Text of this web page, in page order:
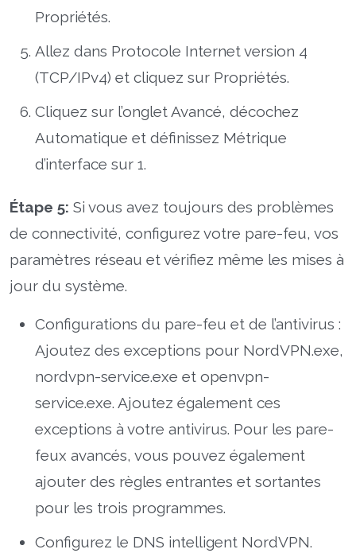
Propriétés.
Allez dans Protocole Internet version 4
(TCP/IPv4) et cliquez sur Propriétés.
Cliquez sur l’onglet Avancé, décochez
Automatique et définissez Métrique
d’interface sur 1.
Étape 5: Si vous avez toujours des problèmes
de connectivité, configurez votre pare-feu, vos
paramètres réseau et vérifiez même les mises à
jour du système.
Configurations du pare-feu et de l’antivirus :
Ajoutez des exceptions pour NordVPN.exe,
nordvpn-service.exe et openvpn-
service.exe. Ajoutez également ces
exceptions à votre antivirus. Pour les pare-
feux avancés, vous pouvez également
ajouter des règles entrantes et sortantes
pour les trois programmes.
Configurez le DNS intelligent NordVPN.